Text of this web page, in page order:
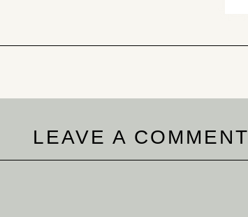
LEAVE A COMMENT